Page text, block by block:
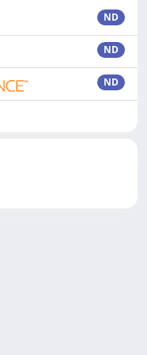
ND
ND
ND